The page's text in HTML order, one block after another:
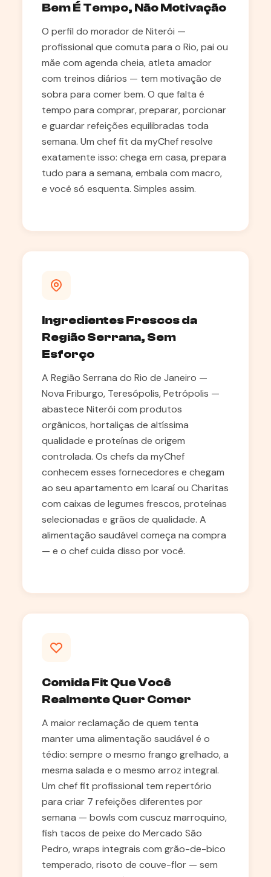
Bem É Tempo, Não Motivação
O perfil do morador de Niterói —
profissional que comuta para o Rio, pai ou
mãe com agenda cheia, atleta amador
com treinos diários — tem motivação de
sobra para comer bem. O que falta é
tempo para comprar, preparar, porcionar
e guardar refeições equilibradas toda
semana. Um chef fit da myChef resolve
exatamente isso: chega em casa, prepara
tudo para a semana, embala com macro,
e você só esquenta. Simples assim.
Ingredientes Frescos da
Região Serrana, Sem
Esforço
A Região Serrana do Rio de Janeiro —
Nova Friburgo, Teresópolis, Petrópolis —
abastece Niterói com produtos
orgânicos, hortaliças de altíssima
qualidade e proteínas de origem
controlada. Os chefs da myChef
conhecem esses fornecedores e chegam
ao seu apartamento em Icaraí ou Charitas
com caixas de legumes frescos, proteínas
selecionadas e grãos de qualidade. A
alimentação saudável começa na compra
— e o chef cuida disso por você.
Comida Fit Que Você
Realmente Quer Comer
A maior reclamação de quem tenta
manter uma alimentação saudável é o
tédio: sempre o mesmo frango grelhado, a
mesma salada e o mesmo arroz integral.
Um chef fit profissional tem repertório
para criar 7 refeições diferentes por
semana — bowls com cuscuz marroquino,
fish tacos de peixe do Mercado São
Pedro, wraps integrais com grão-de-bico
temperado, risoto de couve-flor — sem